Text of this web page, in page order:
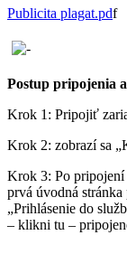
Publicita plagat.pdf
Postup pripojenia
Krok 1: Pripojiť
Krok 2: zobrazí sa
Krok 3: Po pripojení
prvá úvodná
„Prihlásenie do
– klikni tu –